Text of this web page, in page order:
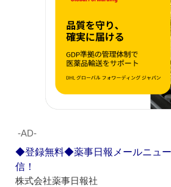
‐AD‐
◆登録無料◆薬事日報メールニュ
信！
株式会社薬事日報社